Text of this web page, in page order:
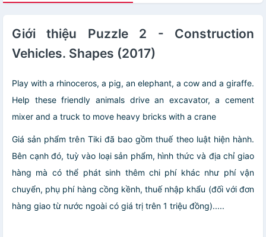
Giới thiệu Puzzle 2 - Construction
Vehicles. Shapes (2017)
Play with a rhinoceros, a pig, an elephant, a cow and a giraffe.
Help these friendly animals drive an excavator, a cement
mixer and a truck to move heavy bricks with a crane
Giá sản phẩm trên Tiki đã bao gồm thuế theo luật hiện hành.
Bên cạnh đó, tuỳ vào loại sản phẩm, hình thức và địa chỉ giao
hàng mà có thể phát sinh thêm chi phí khác như phí vận
chuyển, phụ phí hàng cồng kềnh, thuế nhập khẩu (đối với đơn
hàng giao từ nước ngoài có giá trị trên 1 triệu đồng).....